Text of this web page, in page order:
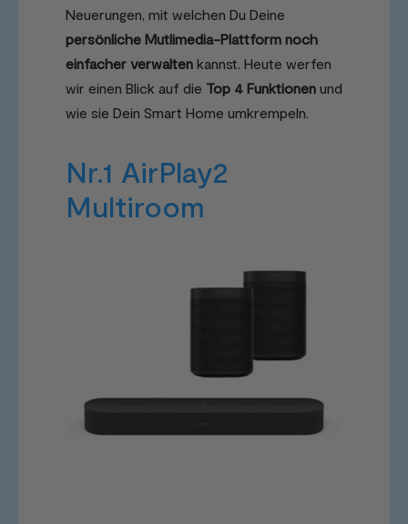
Neuerungen, mit welchen Du Deine
persönliche Mutlimedia-Plattform noch
einfacher verwalten kannst. Heute werfen
wir einen Blick auf die Top 4 Funktionen und
wie sie Dein Smart Home umkrempeln.
Nr.1 AirPlay2
Multiroom